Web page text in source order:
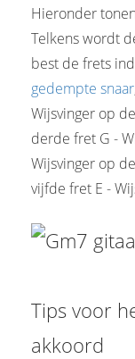
Hieronder
Telkens wordt
best de frets
gedempte snaar
Wijsvinger op
derde fret G -
Wijsvinger op
vijfde fret E -
Tips voor
akkoord